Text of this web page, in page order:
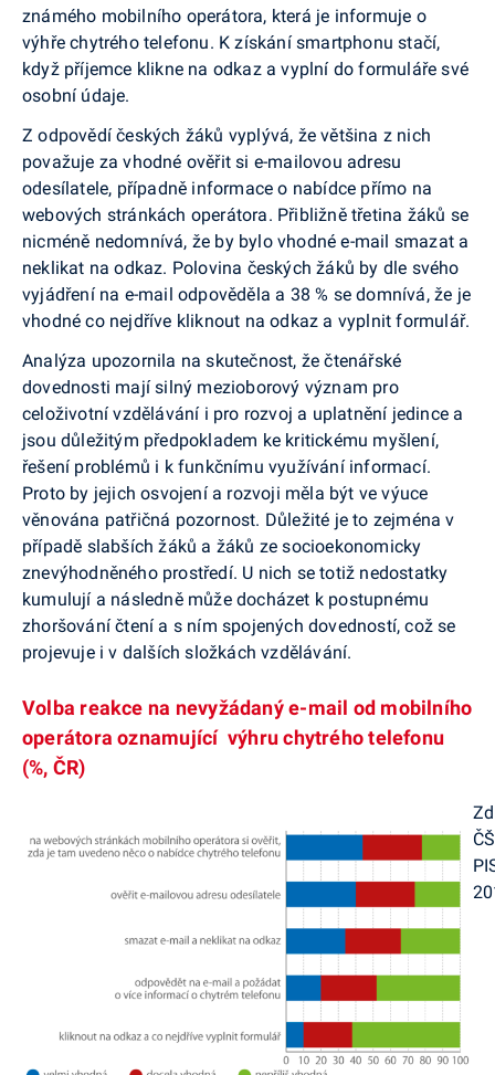
známého mobilního operátora, která je informuje o
výhře chytrého telefonu. K získání smartphonu stačí,
když příjemce klikne na odkaz a vyplní do formuláře své
osobní údaje.
Z odpovědí českých žáků vyplývá, že většina z nich
považuje za vhodné ověřit si e-mailovou adresu
odesílatele, případně informace o nabídce přímo na
webových stránkách operátora. Přibližně třetina žáků se
nicméně nedomnívá, že by bylo vhodné e-mail smazat a
neklikat na odkaz. Polovina českých žáků by dle svého
vyjádření na e-mail odpověděla a 38 % se domnívá, že je
vhodné co nejdříve kliknout na odkaz a vyplnit formulář.
Analýza upozornila na skutečnost, že čtenářské
dovednosti mají silný mezioborový význam pro
celoživotní vzdělávání i pro rozvoj a uplatnění jedince a
jsou důležitým předpokladem ke kritickému myšlení,
řešení problémů i k funkčnímu využívání informací.
Proto by jejich osvojení a rozvoji měla být ve výuce
věnována patřičná pozornost. Důležité je to zejména v
případě slabších žáků a žáků ze socioekonomicky
znevýhodněného prostředí. U nich se totiž nedostatky
kumulují a následně může docházet k postupnému
zhoršování čtení a s ním spojených dovedností, což se
projevuje i v dalších složkách vzdělávání.
Volba reakce na nevyžádaný e-mail od mobilního
operátora oznamující výhru chytrého telefonu
(%, ČR)